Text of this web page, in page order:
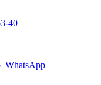
40
WhatsApp